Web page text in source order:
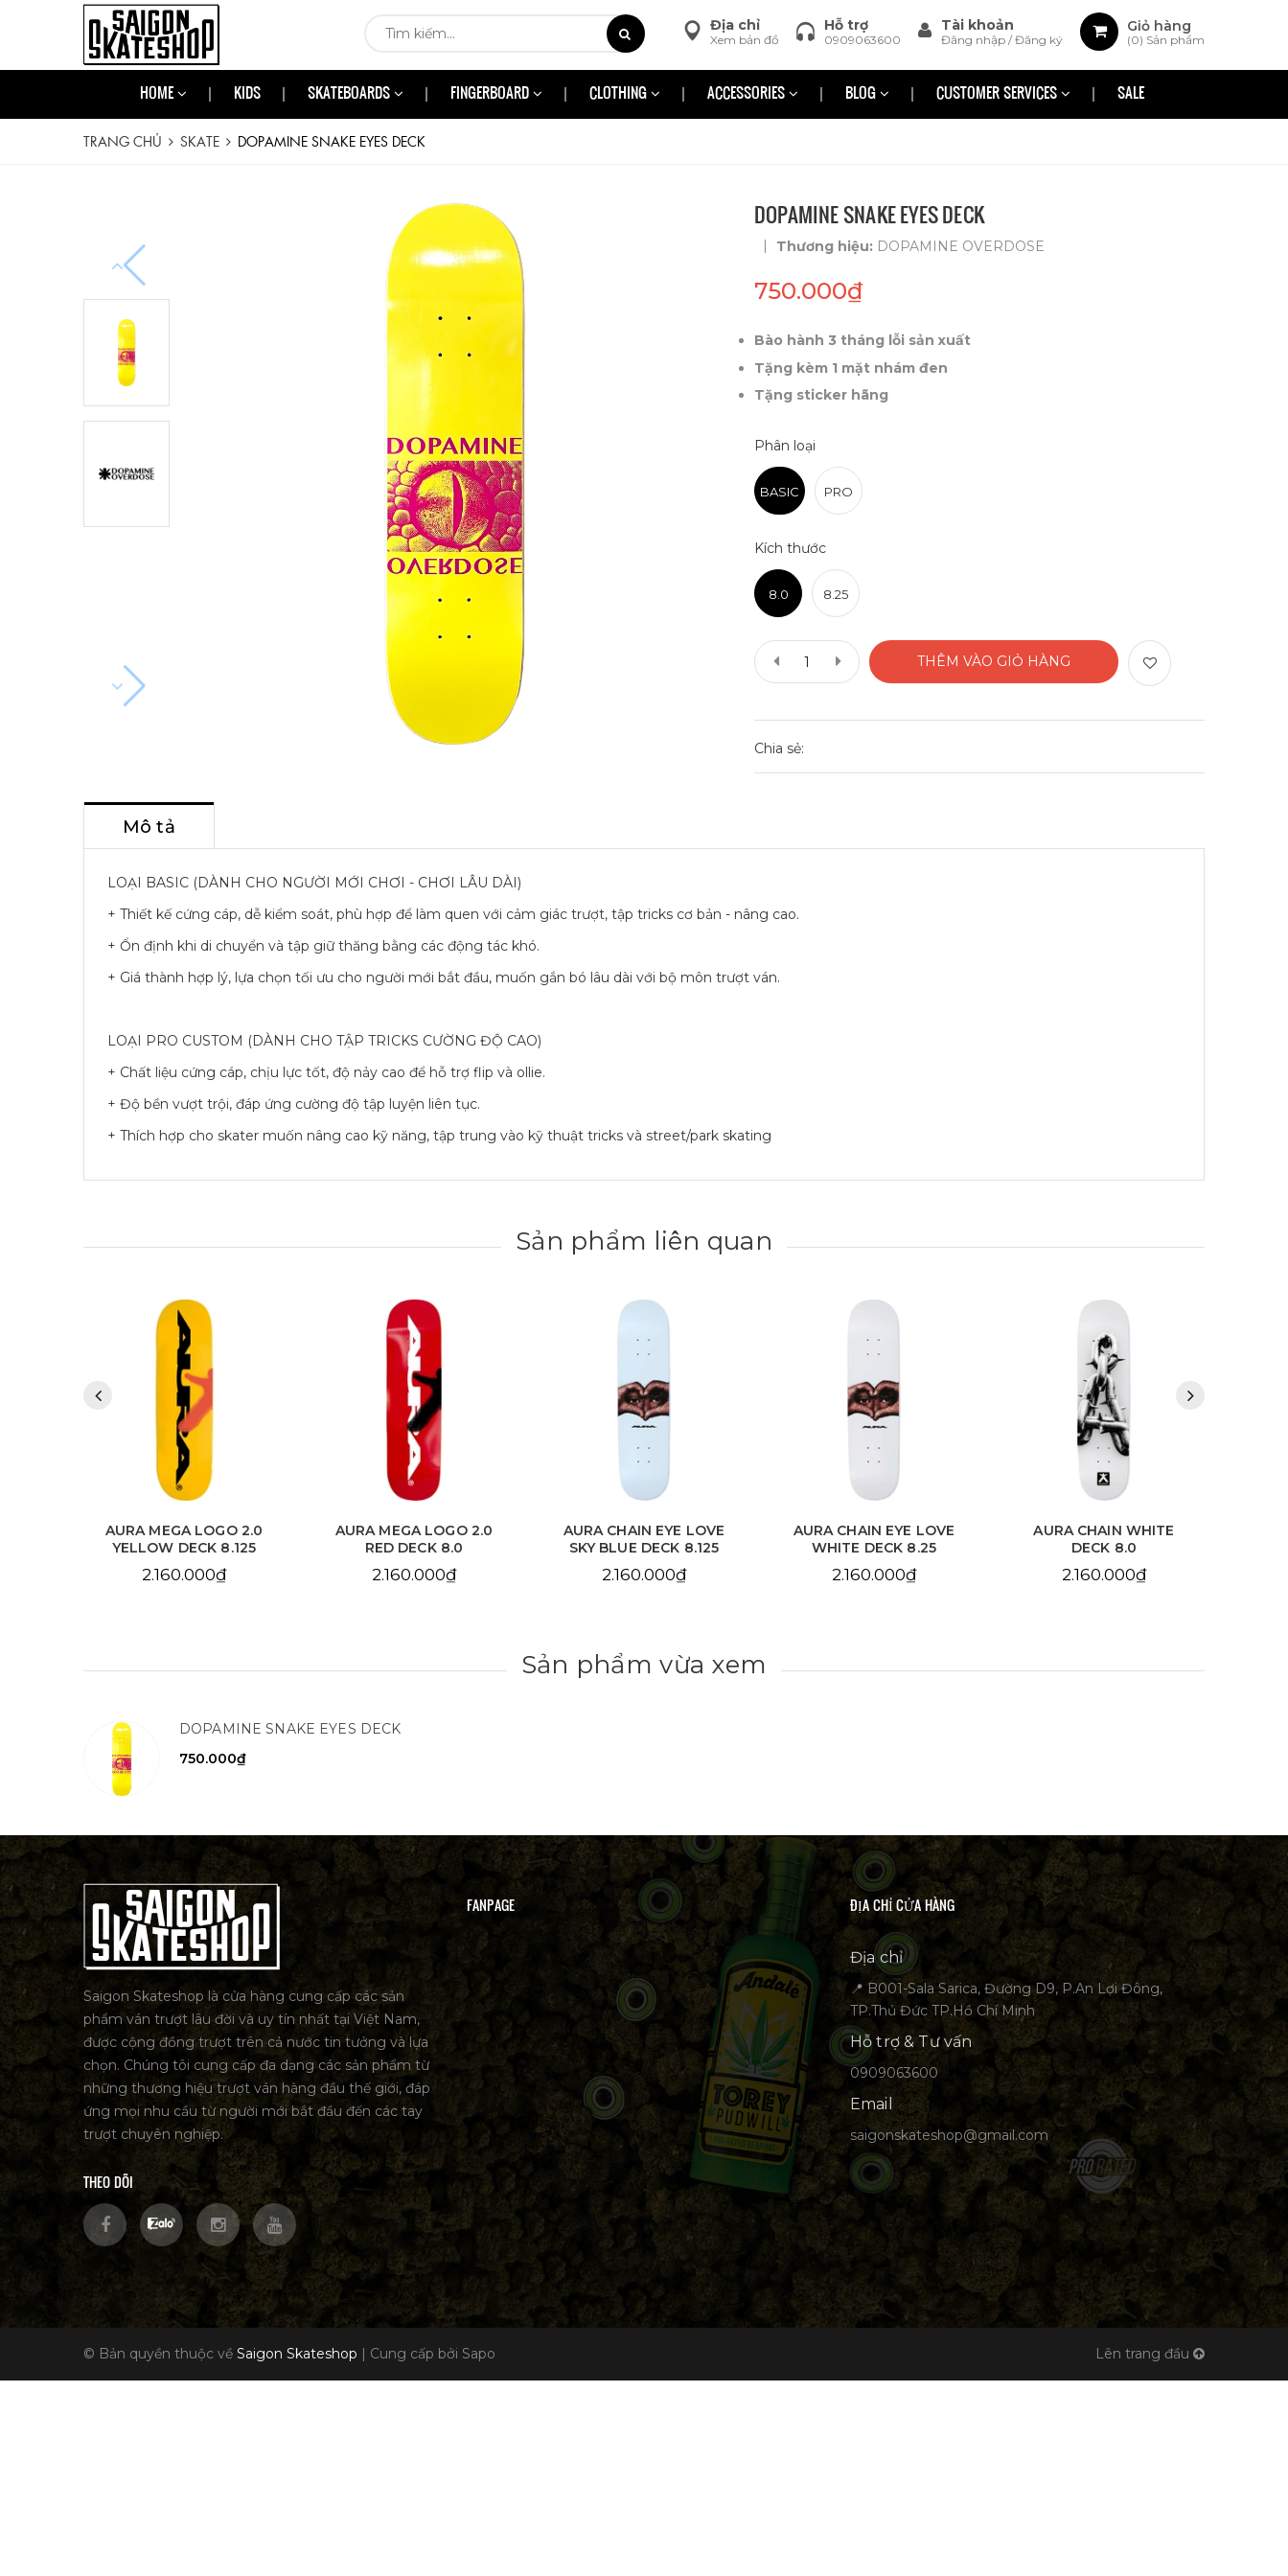
Giỏ hàng
(0) Sản phẩm
Tài khoản
Đăng nhập /Đăng ký
Hỗ trợ
0909063600
Địa chỉ
Xem bản đồ
HOME KIDS SKATEBOARDS FINGERBOARD CLOTHING ACCESSORIES BLOG CUSTOMER SERVICES SALE
TRANG CHỦ SKATE DOPAMINE SNAKE EYES DECK
DOPAMINE SNAKE EYES DECK
| Thương hiệu: DOPAMINE OVERDOSE
750.000₫
Bào hành 3 tháng lỗi sản xuất
Tặng kèm 1 mặt nhám đen
Tặng sticker hãng
Phân loại
BASIC PRO
Kích thước
8.0 8.25
THÊM VÀO GIỎ HÀNG
Chia sẻ:
Mô tả
LOẠI BASIC (DÀNH CHO NGƯỜI MỚI CHƠI - CHƠI LÂU DÀI)
+ Thiết kế cứng cáp, dễ kiểm soát, phù hợp để làm quen với cảm giác trượt, tập tricks cơ bản - nâng cao.
+ Ổn định khi di chuyển và tập giữ thăng bằng các động tác khó.
+ Giá thành hợp lý, lựa chọn tối ưu cho người mới bắt đầu, muốn gắn bó lâu dài với bộ môn trượt ván.
LOẠI PRO CUSTOM (DÀNH CHO TẬP TRICKS CƯỜNG ĐỘ CAO)
+ Chất liệu cứng cáp, chịu lực tốt, độ nảy cao để hỗ trợ flip và ollie.
+ Độ bền vượt trội, đáp ứng cường độ tập luyện liên tục.
+ Thích hợp cho skater muốn nâng cao kỹ năng, tập trung vào kỹ thuật tricks và street/park skating
Sản phẩm liên quan
AURA MEGA LOGO 2.0
RED DECK 8.0
2.160.000₫
AURA CHAIN EYE LOVE
SKY BLUE DECK 8.125
2.160.000₫
AURA CHAIN EYE LOVE
WHITE DECK 8.25
2.160.000₫
AURA CHAIN WHITE
DECK 8.0
2.160.000₫
AURA CHAIN YELLOW
DECK 8.25
2.160.000₫
Sản phẩm vừa xem
DOPAMINE SNAKE EYES DECK
750.000₫
Saigon Skateshop là cửa hàng cung cấp các sản
phẩm ván trượt lâu đời và uy tín nhất tại Việt Nam,
được cộng đồng trượt trên cả nước tin tưởng và lựa
chọn. Chúng tôi cung cấp đa dạng các sản phẩm từ
những thương hiệu trượt ván hàng đầu thế giới, đáp
ứng mọi nhu cầu từ người mới bắt đầu đến các tay
trượt chuyên nghiệp.
THEO DÕI
FANPAGE ĐỊA CHỈ CỬA HÀNG
Địa chỉ
📍 B001-Sala Sarica, Đường D9, P.An Lợi Đông,
TP.Thủ Đức TP.Hồ Chí Minh
Hỗ trợ & Tư vấn
0909063600
Email
saigonskateshop@gmail.com
© Bản quyền thuộc về Saigon Skateshop | Cung cấp bởi Sapo Lên trang đầu